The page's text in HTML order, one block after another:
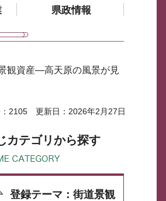
県政情報
観資産―高天原の風景が見
2105 更新日：2026年2月27日
カテゴリから探す
登録テーマ：街道景観